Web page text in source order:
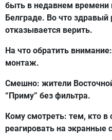
быть в недавнем времени
Белграде. Во что здравый
отказывается верить.
На что обратить внимание:
монтаж.
Смешно: жители
“Приму” без фильтра.
Кому смотреть: тем, кто в
реагировать на экранные